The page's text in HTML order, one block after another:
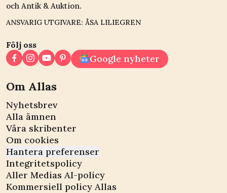
och Antik & Auktion.
ANSVARIG UTGIVARE: ÅSA LILIEGREN
Följ oss
Google nyheter
Om Allas
Nyhetsbrev
Alla ämnen
Våra skribenter
Om cookies
Hantera preferenser
Integritetspolicy
Aller Medias AI-policy
Kommersiell policy Allas